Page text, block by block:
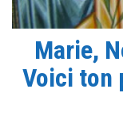
Marie,
Voici ton